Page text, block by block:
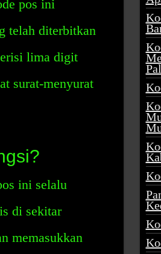
pos ini
telah diterbitkan
lima digit
surat-menyurat
ini selalu
di sekitar
memasukkan